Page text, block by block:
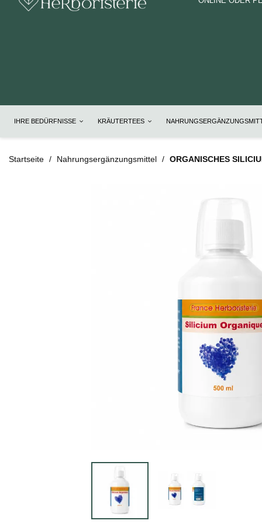
IHRE BEDÜRFNISSE KRÄUTERTEES
Startseite Nahrungsergänzungsmittel ORGANISCHES